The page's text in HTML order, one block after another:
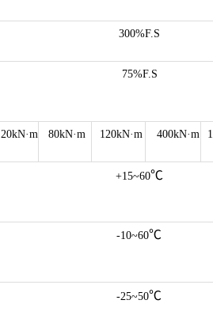
300%F.S
75%F.S
20kN·m 80kN·m 120kN·m 400kN·m
+15~60℃
-10~60℃
-25~50℃